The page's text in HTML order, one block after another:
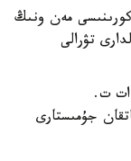
مەن ونىڭ
تۋرالى
ت.
جۇمىستارى